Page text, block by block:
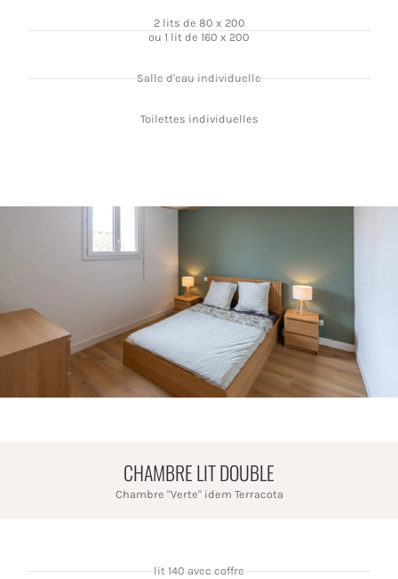
2 lits de 80 x 200
ou 1 lit de 160 x 200
Salle d'eau individuelle
Toilettes individuelles
CHAMBRE LIT DOUBLE
Chambre "Verte" idem Terracota
lit 140 avec coffre